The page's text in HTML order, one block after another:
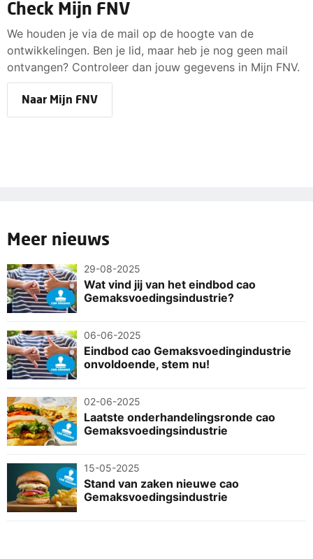
Check Mijn FNV
We houden je via de mail op de hoogte van de
ontwikkelingen. Ben je lid, maar heb je nog geen mail
ontvangen? Controleer dan jouw gegevens in Mijn FNV.
Naar Mijn FNV
Meer nieuws
29-08-2025
Wat vind jij van het eindbod cao
Gemaksvoedingsindustrie?
06-06-2025
Eindbod cao Gemaksvoedingindustrie
onvoldoende, stem nu!
02-06-2025
Laatste onderhandelingsronde cao
Gemaksvoedingsindustrie
15-05-2025
Stand van zaken nieuwe cao
Gemaksvoedingsindustrie